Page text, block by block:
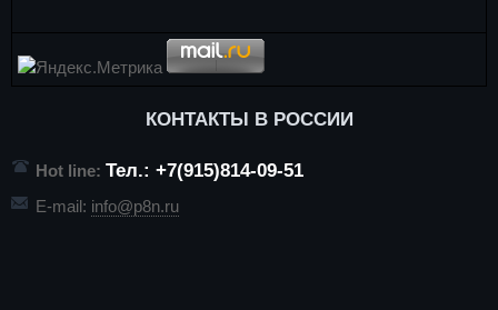
КОНТАКТЫ В РОССИИ
Hot line: Тел.: +7(915)814-09-51
E-mail: info@p8n.ru